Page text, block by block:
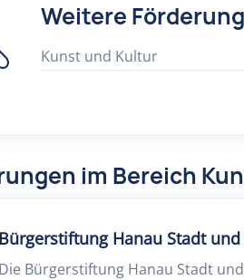
Weitere
Kunst und Kultur
im Bereich
Bürgerstiftung Hanau Stadt und
Die Bürgerstiftung Hanau Stadt